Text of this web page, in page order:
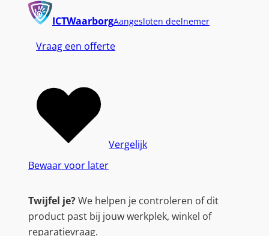
ICTWaarborgAangesloten deelnemer
Vraag een offerte
Bewaar voor later
Vergelijk
Twijfel je?We helpen je controleren of dit
product past bij jouw werkplek, winkel of
reparatievraag.